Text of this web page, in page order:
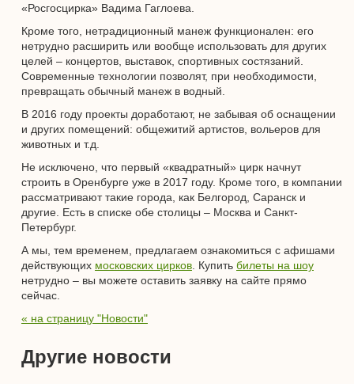
«Росгосцирка» Вадима Гаглоева.
Кроме того, нетрадиционный манеж функционален: его
нетрудно расширить или вообще использовать для других
целей – концертов, выставок, спортивных состязаний.
Современные технологии позволят, при необходимости,
превращать обычный манеж в водный.
В 2016 году проекты доработают, не забывая об оснащении
и других помещений: общежитий артистов, вольеров для
животных и т.д.
Не исключено, что первый «квадратный» цирк начнут
строить в Оренбурге уже в 2017 году. Кроме того, в компании
рассматривают такие города, как Белгород, Саранск и
другие. Есть в списке обе столицы – Москва и Санкт-
Петербург.
А мы, тем временем, предлагаем ознакомиться с афишами
действующих московских цирков . Купить билеты на шоу
нетрудно – вы можете оставить заявку на сайте прямо
сейчас.
« на страницу "Новости"
Другие новости